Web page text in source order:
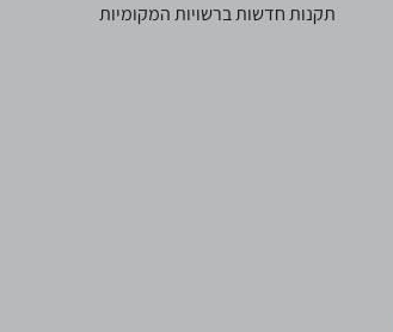
תקנות חדשות ברשויות המקומיות